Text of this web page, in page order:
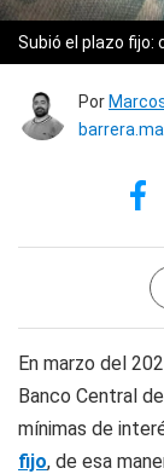
Subió el plazo fijo:
Por
En marzo del
Banco Central
mínimas de
fijo, de esa